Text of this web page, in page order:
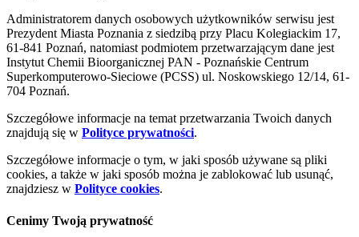
Administratorem danych osobowych użytkowników serwisu jest
Prezydent Miasta Poznania z siedzibą przy Placu Kolegiackim 17,
61-841 Poznań, natomiast podmiotem przetwarzającym dane jest
Instytut Chemii Bioorganicznej PAN - Poznańskie Centrum
Superkomputerowo-Sieciowe (PCSS) ul. Noskowskiego 12/14, 61-
704 Poznań.
Szczegółowe informacje na temat przetwarzania Twoich danych
znajdują się w Polityce prywatności.
Szczegółowe informacje o tym, w jaki sposób używane są pliki
cookies, a także w jaki sposób można je zablokować lub usunąć,
znajdziesz w Polityce cookies.
Cenimy Twoją prywatność